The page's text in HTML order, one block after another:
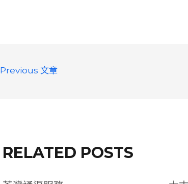
Previous 文章
RELATED POSTS